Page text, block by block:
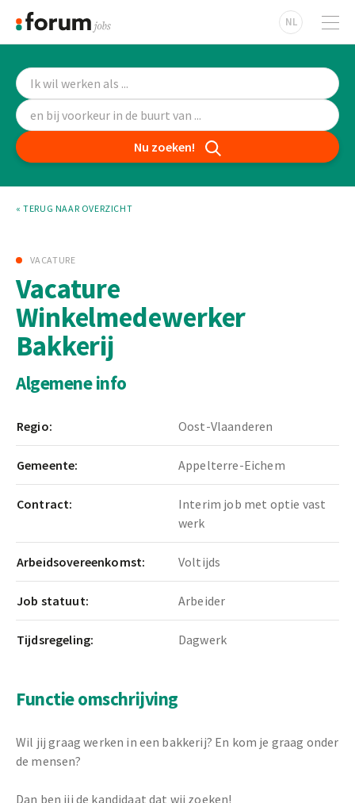
NL
Nu zoeken!
« TERUG NAAR OVERZICHT
VACATURE
Vacature
Winkelmedewerker
Bakkerij
Algemene info
Regio: Oost-Vlaanderen
Gemeente: Appelterre-Eichem
Contract:
Interim job met optie vast
werk
Arbeidsovereenkomst: Voltijds
Job statuut: Arbeider
Tijdsregeling: Dagwerk
Functie omschrijving
Wil jij graag werken in een bakkerij? En kom je graag onder
de mensen?
Dan ben jij de kandidaat dat wij zoeken!